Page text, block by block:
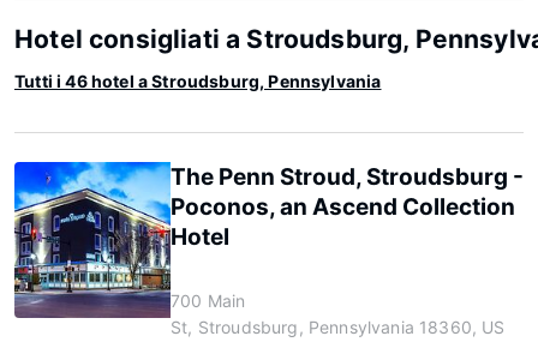
Hotel consigliati a Stroudsburg,
Tutti i 46 hotel a Stroudsburg, Pennsylvania
The Penn Stroud, Stroudsburg -
Poconos, an Ascend Collection
Hotel
700 Main
St, Stroudsburg, Pennsylvania 18360, US